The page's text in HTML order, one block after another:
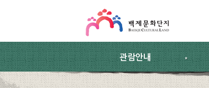
관람안내